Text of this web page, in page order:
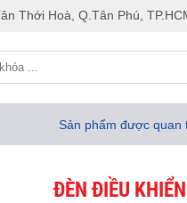
Thới Hoà, Q.Tân Phú,
Sản phẩm được quan
ĐÈN ĐIỀU